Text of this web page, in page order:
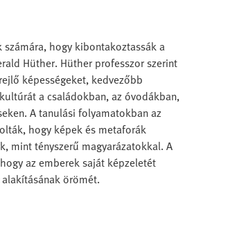
hogy kibontakoztassák a
Hüther. Hüther professzor szerint
képességeket, kedvezőbb
a családokban, az óvodákban,
A tanulási folyamatokban az
hogy képek és metaforák
mint tényszerű magyarázatokkal. A
az emberek saját képzeletét
örömét.